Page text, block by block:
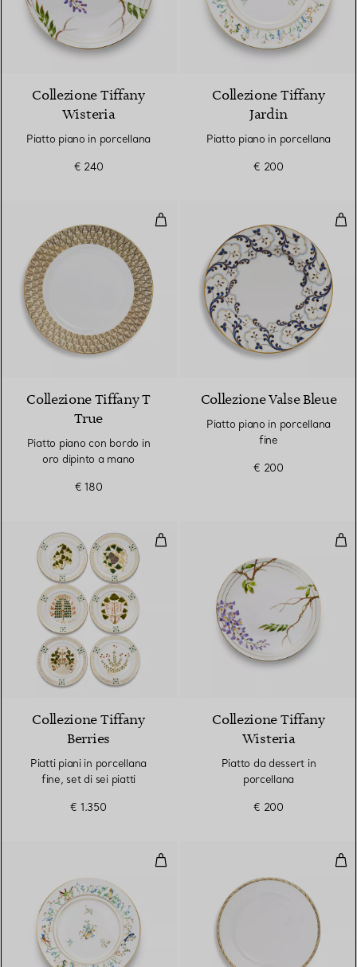
Collezione Tiffany
Wisteria
Piatto piano in porcellana
€ 240
Collezione Tiffany
Jardin
Piatto piano in porcellana
€ 200
Piatto piano con bordo in oro
2 Colori
Collezione Tiffany T
True
Piatto piano con bordo in
oro dipinto a mano
€ 180
Collezione Valse Bleue
Piatto piano in porcellana
fine
€ 200
Piatti piani in porcellana fine,
Collezione Tiffany
Berries
Piatti piani in porcellana
fine, set di sei piatti
€ 1.350
Collezione Tiffany
Wisteria
Piatto da dessert in
porcellana
€ 200
Piatto da dessert in porcellana